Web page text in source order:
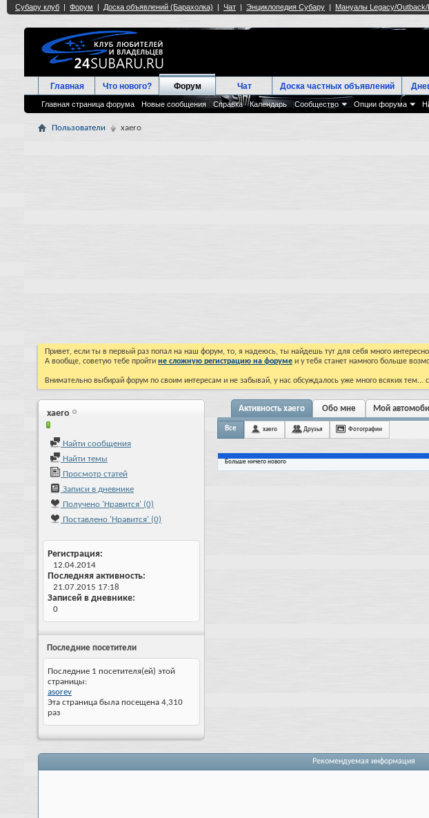
Главная Что нового? Форум
Главная страница форума Новые сообщения Справка Календарь Сообщество Опции форума
Чат Доска частных объявлений
Пользователи xaero
Привет, если ты в первый раз попал на наш форум, то, я надеюсь, ты найдешь тут для себя много
А вообще, советую тебе пройти не сложную регистрацию на форуме и у тебя станет намного больше
Внимательно выбирай форум по своим интересам и не забывай, у нас обсуждалось уже много всяких
xaero
Найти сообщения
Найти темы
Просмотр статей
Записи в дневнике
Получено 'Нравится' (0)
Поставлено 'Нравится' (0)
Регистрация
12.04.2014
Последняя активность
21.07.2015 17:18
Записей в дневнике
0
Последние посетители
Последние 1 посетителя(ей) этой
страницы:
asorev
Эта страница была посещена 4,310
раз
Активность xaero Обо мне Мой
Все xaero Друзья Фотографии
Больше ничего нового
Рекомендуемая информация